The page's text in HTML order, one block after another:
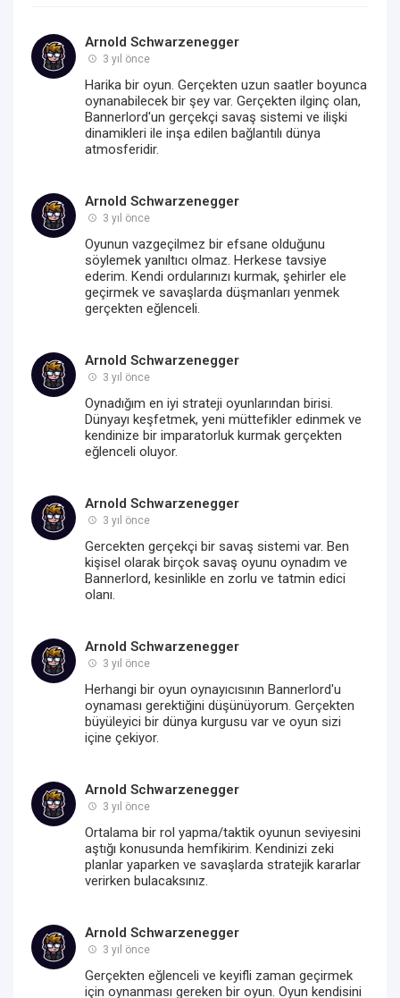
Arnold Schwarzenegger
3 yıl önce
Harika bir oyun. Gerçekten uzun saatler boyunca
oynanabilecek bir şey var. Gerçekten ilginç olan,
Bannerlord'un gerçekçi savaş sistemi ve ilişki
dinamikleri ile inşa edilen bağlantılı dünya
atmosferidir.
Arnold Schwarzenegger
3 yıl önce
Oyunun vazgeçilmez bir efsane olduğunu
söylemek yanıltıcı olmaz. Herkese tavsiye
ederim. Kendi ordularınızı kurmak, şehirler ele
geçirmek ve savaşlarda düşmanları yenmek
gerçekten eğlenceli.
Arnold Schwarzenegger
3 yıl önce
Oynadığım en iyi strateji oyunlarından birisi.
Dünyayı keşfetmek, yeni müttefikler edinmek ve
kendinize bir imparatorluk kurmak gerçekten
eğlenceli oluyor.
Arnold Schwarzenegger
3 yıl önce
Gercekten gerçekçi bir savaş sistemi var. Ben
kişisel olarak birçok savaş oyunu oynadım ve
Bannerlord, kesinlikle en zorlu ve tatmin edici
olanı.
Arnold Schwarzenegger
3 yıl önce
Herhangi bir oyun oynayıcısının Bannerlord'u
oynaması gerektiğini düşünüyorum. Gerçekten
büyüleyici bir dünya kurgusu var ve oyun sizi
içine çekiyor.
Arnold Schwarzenegger
3 yıl önce
Ortalama bir rol yapma/taktik oyunun seviyesini
aştığı konusunda hemfikirim. Kendinizi zeki
planlar yaparken ve savaşlarda stratejik kararlar
verirken bulacaksınız.
Arnold Schwarzenegger
3 yıl önce
Gerçekten eğlenceli ve keyifli zaman geçirmek
için oynanması gereken bir oyun. Oyun kendisini